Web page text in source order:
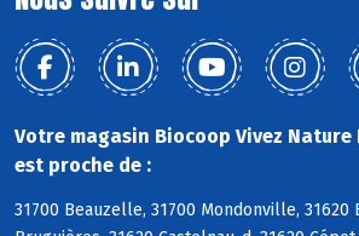
Votre magasin Biocoop Vivez Nature
est proche de :
31700 Beauzelle, 31700 Mondonville, 31620